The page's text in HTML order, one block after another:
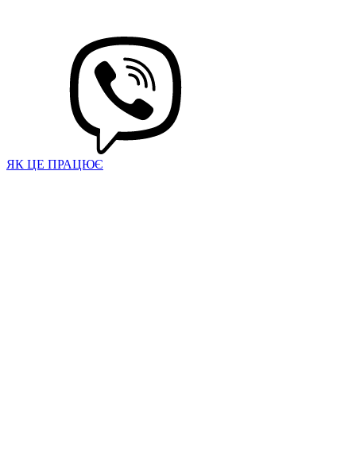
ЯК ЦЕ ПРАЦЮЄ